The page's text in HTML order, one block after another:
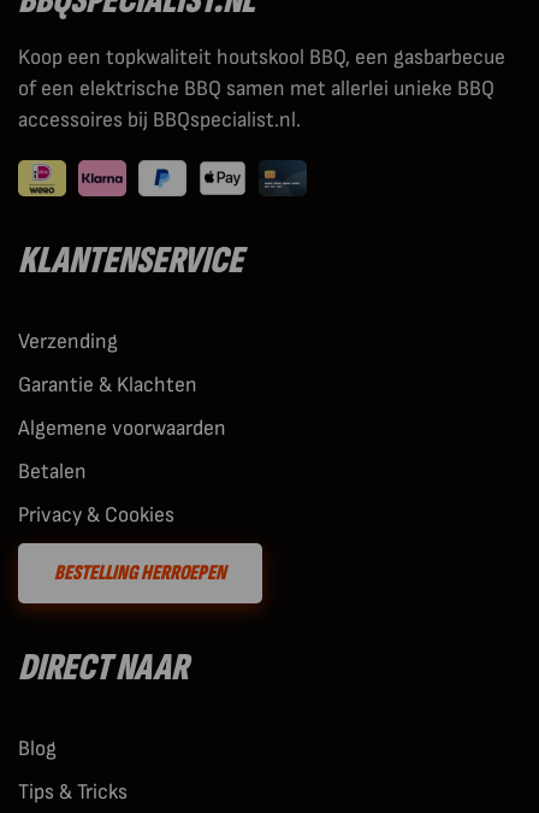
Koop een topkwaliteit houtskool BBQ, een gasbarbecue
of een elektrische BBQ samen met allerlei unieke BBQ
accessoires bij BBQspecialist.nl.
KLANTENSERVICE
Verzending
Garantie & Klachten
Algemene voorwaarden
Betalen
Privacy & Cookies
BESTELLING HERROEPEN
DIRECT NAAR
Blog
Tips & Tricks